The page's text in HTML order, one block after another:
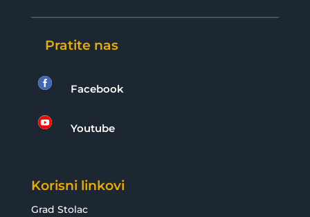
Pratite nas
 Facebook
 Youtube
Korisni linkovi
Grad Stolac